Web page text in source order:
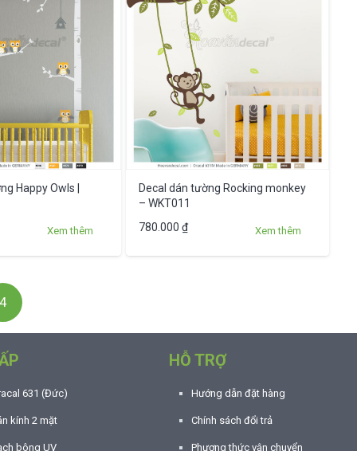
nhiều
biến
Các
tùy
chọn
có
chọn
trên
Happy Owls |
Xem thêm
Sản
thể.
tùy
Decal dán tường Rocking monkey
– WKT011
780.000₫ Xem thêm
4
631 (Đức)
kính 2 mặt
bông UV
HỖ TRỢ
Hướng dẫn đặt hàng
Chính sách đổi trả
Phương thức vận chuyển